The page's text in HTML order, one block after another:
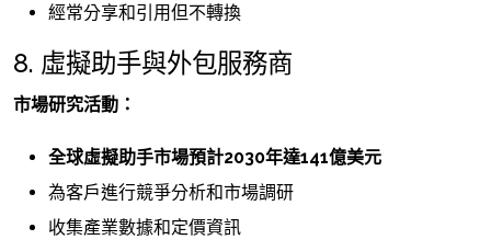
經常分享和引用但不轉換
8. 虛擬助手與外包服務商
市場研究活動：
全球虛擬助手市場預計2030年達141億美元
為客戶進行競爭分析和市場調研
收集產業數據和定價資訊